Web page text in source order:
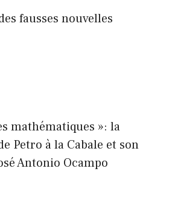
fausses nouvelles
mathématiques »: la
Petro à la Cabale et son
Antonio Ocampo